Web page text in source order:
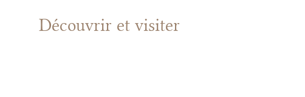
Découvrir et visiter